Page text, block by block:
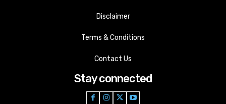
Disclaimer
Terms & Conditions
Contact Us
Stay connected